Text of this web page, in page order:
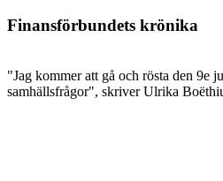
Finansförbundets krönika
"Jag kommer att gå och rösta den 9e
samhällsfrågor", skriver Ulrika